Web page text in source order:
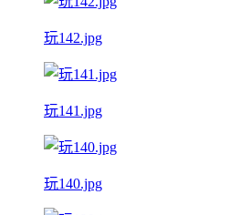
玩142.jpg
玩141.jpg
玩140.jpg